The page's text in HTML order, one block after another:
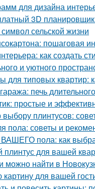
для дизайна
3D
сельской жизни
пошаговая
как создать
и уютного
для типовых квартир:
печь
простые и
плинтусов:
пола: советы и
пола: как
плинтус для вашей
можно найти в
для вашей